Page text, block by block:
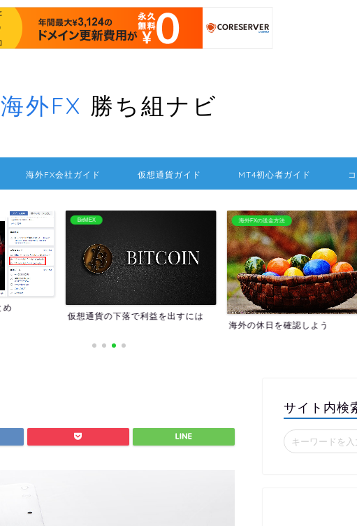
海外FX 勝ち組ナビ
海外FX会社ガイド 仮想通貨ガイド MT4初心者ガイド
仮想通貨の下落で利益を出すには
海外FXの送金方法
海外の休日を確認しよう
サイト内検